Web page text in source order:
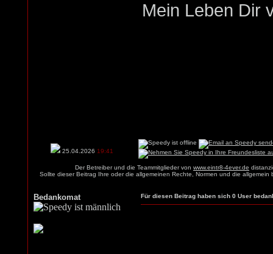
Mein Leben Dir
25.04.2026 19:41
Der Betreiber und die Teammitglieder von www.eintr8-4ever.de
Sollte dieser Beitrag Ihre oder die allgemeinen Rechte, Normen und die
Bedankomat Für diesen Beitrag haben sich 0 User